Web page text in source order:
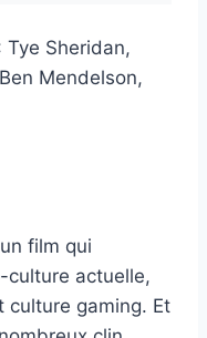
Sheridan,
Mendelson,
film qui
culture actuelle,
culture gaming. Et